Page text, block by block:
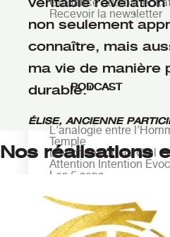
Recevoir la newsletter
PODCAST
L'analogie entre
Temple
La connexion au Ciel et
Attention Intention
Les 5 sens
VIDÉOS
non seulement
connaître, mais
ma vie de manière
durable."
ÉLISE, ANCIENNE
Nos réalisations